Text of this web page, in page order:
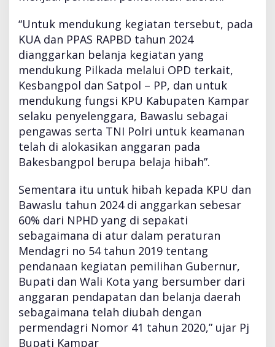
“Untuk mendukung kegiatan tersebut, pada
KUA dan PPAS RAPBD tahun 2024
dianggarkan belanja kegiatan yang
mendukung Pilkada melalui OPD terkait,
Kesbangpol dan Satpol – PP, dan untuk
mendukung fungsi KPU Kabupaten Kampar
selaku penyelenggara, Bawaslu sebagai
pengawas serta TNI Polri untuk keamanan
telah di alokasikan anggaran pada
Bakesbangpol berupa belaja hibah”.
Sementara itu untuk hibah kepada KPU dan
Bawaslu tahun 2024 di anggarkan sebesar
60% dari NPHD yang di sepakati
sebagaimana di atur dalam peraturan
Mendagri no 54 tahun 2019 tentang
pendanaan kegiatan pemilihan Gubernur,
Bupati dan Wali Kota yang bersumber dari
anggaran pendapatan dan belanja daerah
sebagaimana telah diubah dengan
permendagri Nomor 41 tahun 2020,” ujar Pj
Bupati Kampar